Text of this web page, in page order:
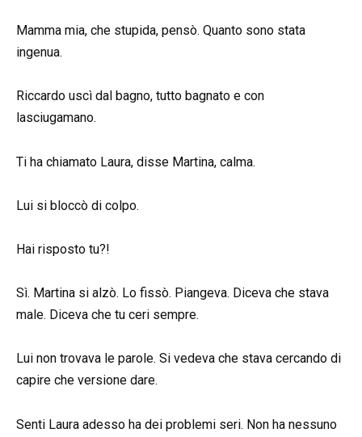
Mamma mia, che stupida, pensò. Quanto sono stata
ingenua.
Riccardo uscì dal bagno, tutto bagnato e con
lasciugamano.
Ti ha chiamato Laura, disse Martina, calma.
Lui si bloccò di colpo.
Hai risposto tu?!
Sì. Martina si alzò. Lo fissò. Piangeva. Diceva che stava
male. Diceva che tu ceri sempre.
Lui non trovava le parole. Si vedeva che stava cercando di
capire che versione dare.
Senti Laura adesso ha dei problemi seri. Non ha nessuno